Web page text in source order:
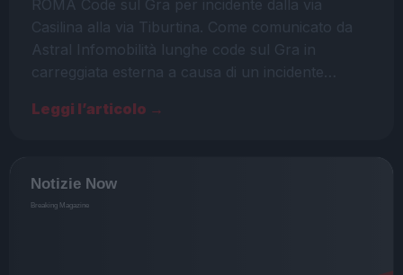
ROMA Code sul Gra per incidente dalla via
Casilina alla via Tiburtina. Come comunicato da
Astral Infomobilità lunghe code sul Gra in
carreggiata esterna a causa di un incidente…
Leggi l’articolo →